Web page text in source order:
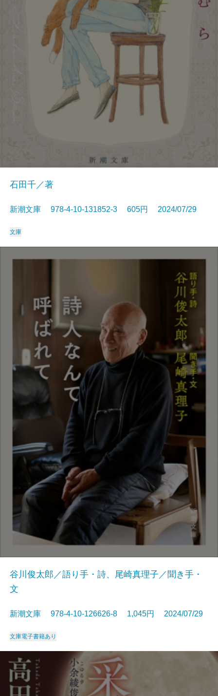
石田千／著
新潮文庫 978-4-10-131852-3 605円 2024/07/29
文庫
谷川俊太郎／語り手・詩、尾崎真理子／聞き手・
文
新潮文庫 978-4-10-126626-8 1,045円 2024/07/29
文庫電子書籍あり